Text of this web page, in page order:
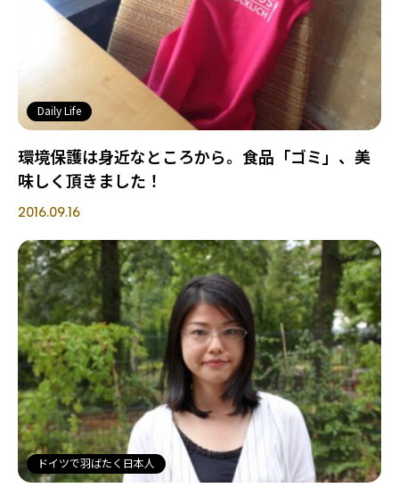
Daily Life
環境保護は身近なところから。食品「ゴミ」、美
味しく頂きました！
2016.09.16
ドイツで羽ばたく日本人